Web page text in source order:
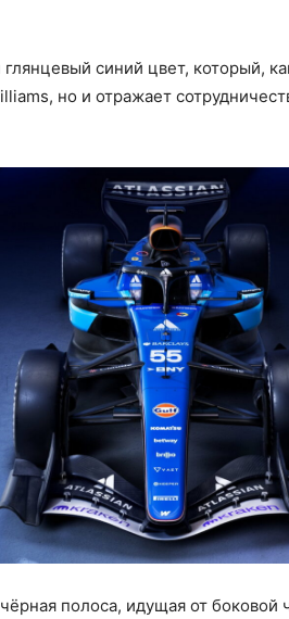
синий цвет, который,
но и отражает
полоса, идущая от боковой